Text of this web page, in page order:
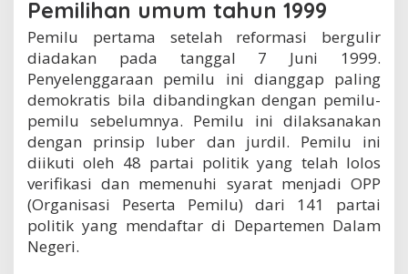
Pemilihan umum tahun 1999
Pemilu pertama setelah reformasi bergulir
diadakan pada tanggal 7 Juni 1999.
Penyelenggaraan pemilu ini dianggap paling
demokratis bila dibandingkan dengan pemilu-
pemilu sebelumnya. Pemilu ini dilaksanakan
dengan prinsip luber dan jurdil. Pemilu ini
diikuti oleh 48 partai politik yang telah lolos
verifikasi dan memenuhi syarat menjadi OPP
(Organisasi Peserta Pemilu) dari 141 partai
politik yang mendaftar di Departemen Dalam
Negeri.